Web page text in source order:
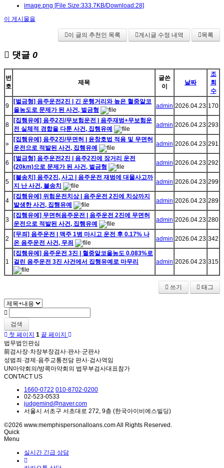
image.png [File Size:333.7KB/Download:28]
이 게시물을
이 글의 추천인 목록 게시글 수정 내역 목록
댓글 0
번
호
제목
글쓴
이
날짜
조
회
수
9
[벌금형] 음주운전2진 | 긴 운행거리와 높은 혈중알코
올농도로 문제가 된 사건, 벌금형
admin 2026.04.23 170
8
[집행유예] 음주2진/무보험운전 | 음주재범+무보험운
전 실체적 경합을 다툰 사건, 집행유예
admin 2026.04.23 293
»
[집행유예] 음주2진/무면허 | 윤창호법 적용 및 무면허
운전으로 적발된 사건, 집행유예
admin 2026.04.23 291
6
[벌금형] 음주운전2진 | 음주2진에 장거리 운전
(20km)으로 문제가 된 사건, 벌금형
admin 2026.04.23 292
5
[불송치] 음주2진, 사고 | 음주운전 재범에 대물사고까
지 난 사건, 불송치
admin 2026.04.23 299
4
[집행유예] 위험운전치상 | 음주운전 2진에 치상까지
발생한 사건, 집행유예
admin 2026.04.23 289
3
[집행유예] 무면허음주운전 | 음주운전 2진에 무면허
운전으로 적발된 사건, 집행유예
admin 2026.04.23 280
2
[무죄] 음주운전 | 맥주 1병 마시고 운전 후 0.17% 나
온 음주운전 사건, 무죄
admin 2026.04.23 342
1
[집행유예] 음주운전 3진 | 혈중알코올농도 0.083%로
걸린 음주운전 3진 사건에서 집행유예로 마무리
admin 2026.04.23 315
쓰기 태그
검색
첫 페이지 1 끝 페이지
법무법인판심
前검사장·차장부장검사·판사·군판사
성범죄·경제·음주교통전담 판사·검사역임
UN마약회의/방콕마약회의 법무부검사대표참가
CONTACT US
1660-0722 010-8702-0200
02-523-0533
judgemind@naver.com
서울시 서초구 서초대로 272, 9층 (한국아이비에스빌딩)
©2026 www.memphispersonalloans.com All Rights Reserved.
Quick
Menu
실시간 긴급 상담